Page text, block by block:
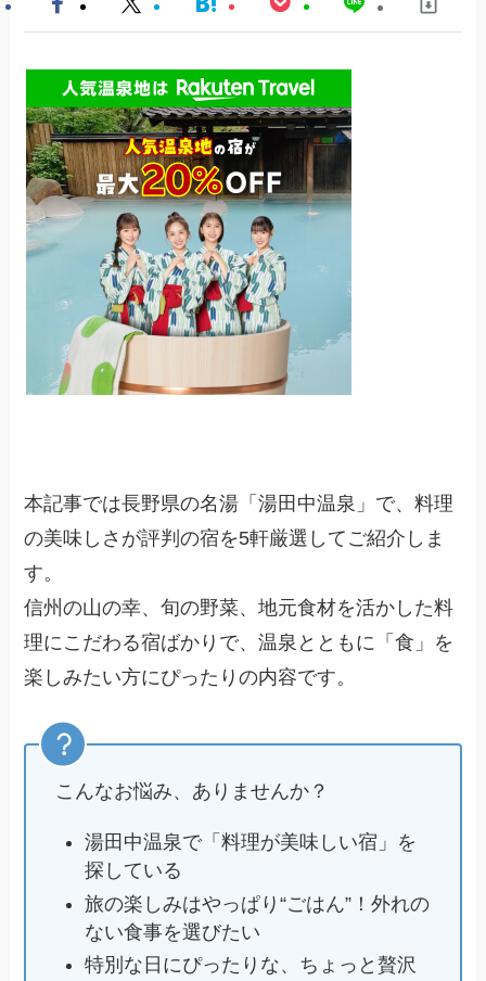
本記事では長野県の名湯「湯田中温泉」で、料理
の美味しさが評判の宿を5軒厳選してご紹介しま
す。
信州の山の幸、旬の野菜、地元食材を活かした料
理にこだわる宿ばかりで、温泉とともに「食」を
楽しみたい方にぴったりの内容です。
こんなお悩み、ありませんか？
湯田中温泉で「料理が美味しい宿」を
探している
旅の楽しみはやっぱり“ごはん”！外れの
ない食事を選びたい
特別な日にぴったりな、ちょっと贅沢